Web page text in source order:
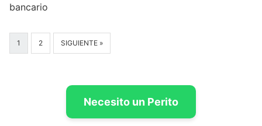
bancario
1 2 SIGUIENTE »
Necesito un Perito